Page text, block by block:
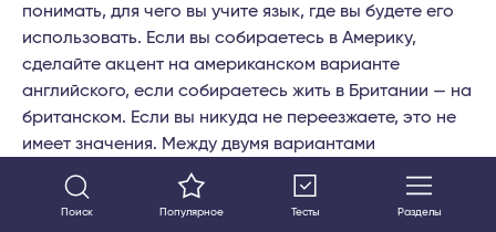
понимать, для чего вы учите язык, где вы будете его
использовать. Если вы собираетесь в Америку,
сделайте акцент на американском варианте
английского, если собираетесь жить в Британии — на
британском. Если вы никуда не переезжаете, это не
имеет значения. Между двумя вариантами
английского есть лишь несущественные
лексикеи грамматике
, например: грузовик — lorry (BrE)
и truck (AmE), конструкции I have (BrE) и I have got
Поиск Популярное Тесты Разделы